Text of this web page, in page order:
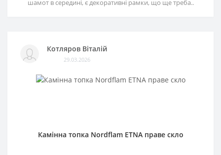
шамот в середині, є декоративні рамки, що ще треба..
Котляров Віталій
29.03.2026
Камінна топка Nordflam ETNA праве скло